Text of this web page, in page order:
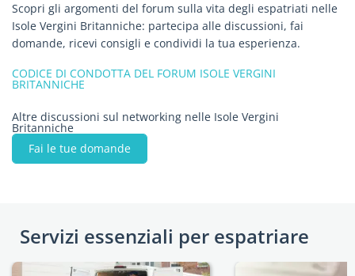
Scopri gli argomenti del forum sulla vita degli espatriati nelle
Isole Vergini Britanniche: partecipa alle discussioni, fai
domande, ricevi consigli e condividi la tua esperienza.
CODICE DI CONDOTTA DEL FORUM ISOLE VERGINI
BRITANNICHE
Altre discussioni sul networking nelle Isole Vergini
Britanniche
Fai le tue domande
Servizi essenziali per espatriare